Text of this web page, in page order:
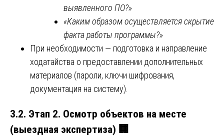
выявленного ПО?»
«Каким образом осуществляется скрытие
факта работы программы?»
При необходимости — подготовка и направление
ходатайства о предоставлении дополнительных
материалов (пароли, ключи шифрования,
документация на систему).
3.2. Этап 2. Осмотр объектов на месте
(выездная экспертиза) 🏢